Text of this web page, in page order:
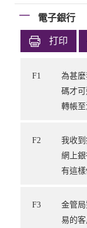
電子銀行
打印
F1
為甚
碼才
轉帳
F2
我收
網上
有這樣
F3
金管
易的